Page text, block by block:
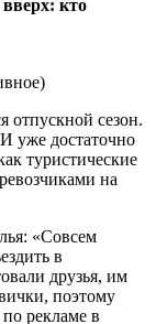
отпускной сезон.
уже достаточно
туристические
на
«Совсем
в
друзья, им
поэтому
рекламе в